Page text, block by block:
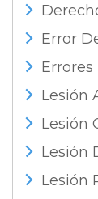
Error
Lesión
Lesión
Lesión
Lesión